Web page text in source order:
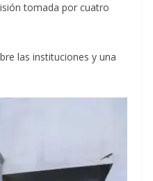
tomada por cuatro
las instituciones y una